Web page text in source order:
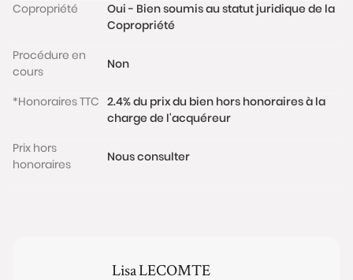
Copropriété
Oui - Bien soumis au statut juridique de la
Copropriété
Procédure en
cours
Non
*Honoraires TTC 2.4% du prix du bien hors honoraires à la
charge de l'acquéreur
Prix hors
honoraires
Nous consulter
LisaLECOMTE